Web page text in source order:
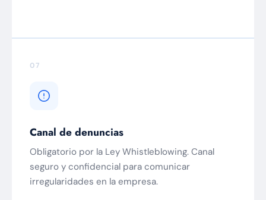
07
Canal de denuncias
Obligatorio por la Ley Whistleblowing. Canal
seguro y confidencial para comunicar
irregularidades en la empresa.